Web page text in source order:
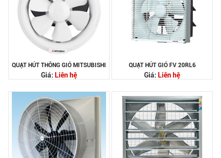
QUẠT HÚT THÔNG GIÓ MITSUBISHI
Giá: Liên hệ
QUẠT HÚT GIÓ FV 20RL6
Giá: Liên hệ